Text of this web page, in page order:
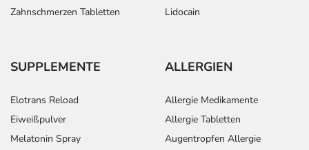
Zahnschmerzen Tabletten
Lidocain
SUPPLEMENTE
Elotrans Reload
Eiweißpulver
Melatonin Spray
ALLERGIEN
Allergie Medikamente
Allergie Tabletten
Augentropfen Allergie